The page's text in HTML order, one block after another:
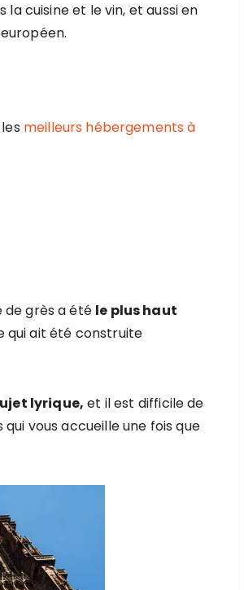
cuisine et le vin, et aussi en
meilleurs hébergements à
de grès a été le plus haut
qui ait été construite
lyrique, et il est difficile de
vous accueille une fois que